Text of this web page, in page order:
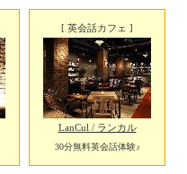
[ 英会話カフェ ]
LanCul / ランカル
30分無料英会話体験♪